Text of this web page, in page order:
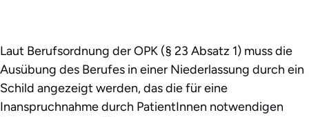
Laut Berufsordnung der OPK (§ 23 Absatz 1) muss die
Ausübung des Berufes in einer Niederlassung durch ein
Schild angezeigt werden, das die für eine
Inanspruchnahme durch PatientInnen notwendigen